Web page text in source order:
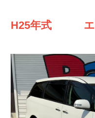
H25年式 エ